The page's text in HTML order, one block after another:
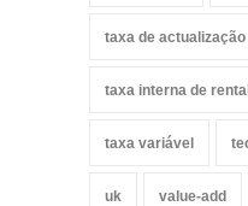
taxa de actualização
taxa interna de
taxa variável
uk value-add